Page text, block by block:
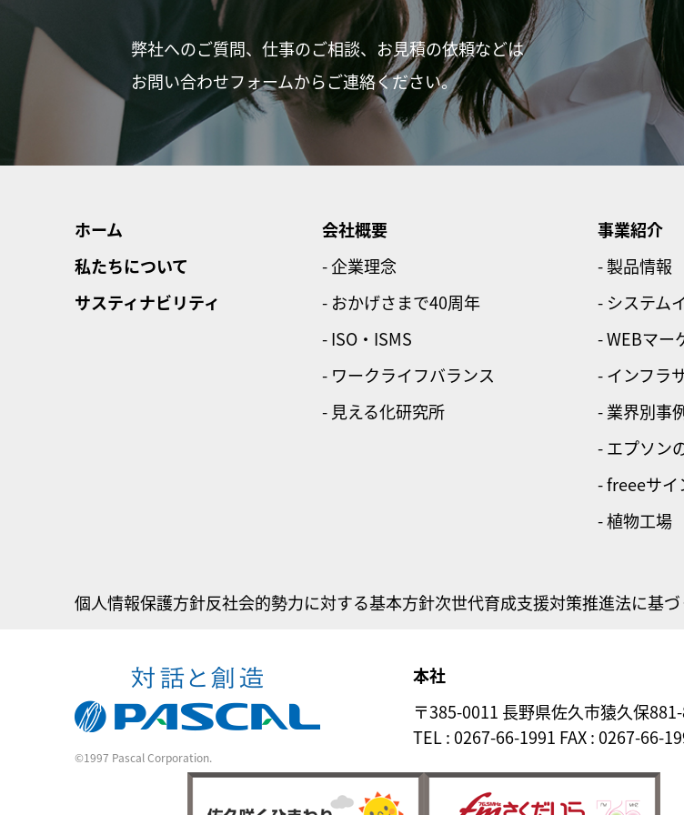
弊社へのご質問、仕事のご相談、お見積の依頼などは
お問い合わせフォームからご連絡ください。
ホーム
私たちについて
サスティナビリティ
会社概要
- 企業理念
- おかげさまで40周年
- ISO・ISMS
- ワークライフバランス
- 見える化研究所
事業紹介
- 製品情報
- システム
- WEBマー
- インフラ
- 業界別事
- エプソン
- freeeサイ
- 植物工場
個人情報保護方針反社会的勢力に対する基本方針次世代育成支援対策推進法に基
©1997 Pascal Corporation.
本社
〒385-0011 長野県佐久市猿久保
TEL : 0267-66-1991 FAX : 0267-66-